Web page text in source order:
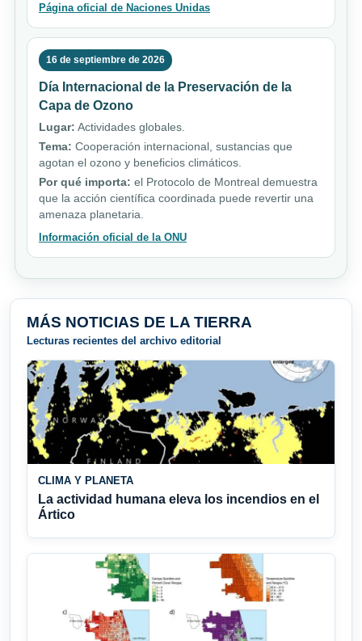
Página oficial de Naciones Unidas
16 de septiembre de 2026
Día Internacional de la Preservación de la
Capa de Ozono
Lugar: Actividades globales.
Tema: Cooperación internacional, sustancias que
agotan el ozono y beneficios climáticos.
Por qué importa: el Protocolo de Montreal demuestra
que la acción científica coordinada puede revertir una
amenaza planetaria.
Información oficial de la ONU
MÁS NOTICIAS DE LA TIERRA
Lecturas recientes del archivo editorial
CLIMA Y PLANETA
La actividad humana eleva los incendios en el
Ártico